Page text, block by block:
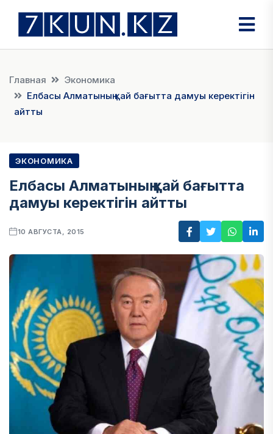
Главная
Экономика
Елбасы Алматының қай бағытта дамуы керектігін
айтты
ЭКОНОМИКА
Елбасы Алматының қай бағытта
дамуы керектігін айтты
10 АВГУСТА, 2015